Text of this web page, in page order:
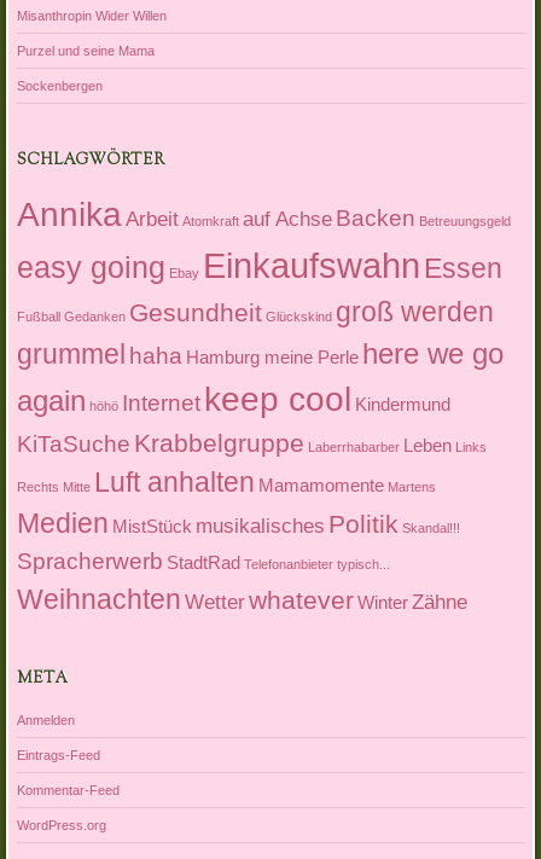
Misanthropin Wider Willen
Purzel und seine Mama
Sockenbergen
SCHLAGWÖRTER
AnnikaArbeit Atomkraft auf Achse Backen Betreuungsgeld
easy going Ebay Einkaufswahn Essen
Fußball Gedanken Gesundheit Glückskind groß werden
grummel haha Hamburg meine Perle here we go
again höhö Internet keep cool Kindermund
KiTaSuche Krabbelgruppe Laberrhabarber Leben Links
Rechts Mitte Luft anhalten Mamamomente Martens
Medien MistStück musikalisches Politik Skandal!!!
Spracherwerb StadtRad Telefonanbieter typisch...
Weihnachten Wetterwhatever Winter Zähne
META
Anmelden
Eintrags-Feed
Kommentar-Feed
WordPress.org